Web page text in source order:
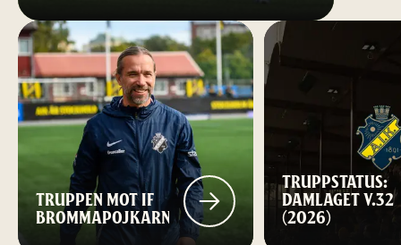
TRUPPEN MOT IF
BROMMAPOJKARNA
TRUPPSTATUS:
DAMLAGET V.32
(2026)